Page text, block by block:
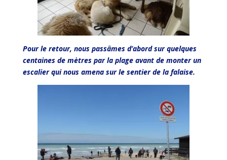
Pour le retour, nous passâmes d’abord sur quelques
centaines de mètres par la plage avant de monter un
escalier qui nous amena sur le sentier de la falaise.